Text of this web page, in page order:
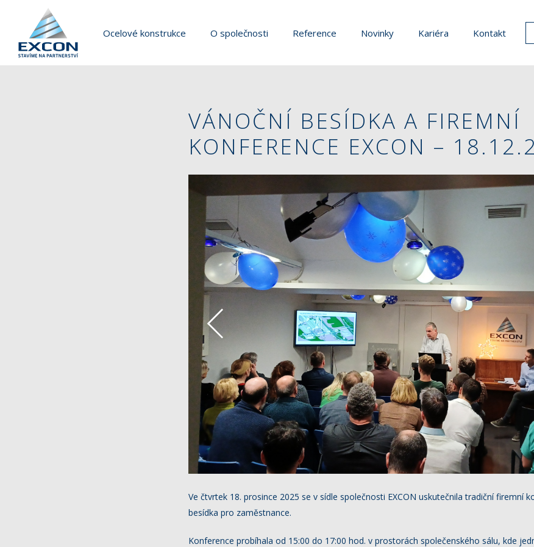
Ocelové konstrukce O společnosti Reference Novinky Kariéra Kontakt
VÁNOČNÍ BESÍDKA A FIREMNÍ
KONFERENCE EXCON –
Ve čtvrtek 18. prosince 2025 se v sídle společnosti EXCON uskutečnila tradiční firemní
besídka pro zaměstnance.
Konference probíhala od 15:00 do 17:00 hod. v prostorách společenského sálu, kde